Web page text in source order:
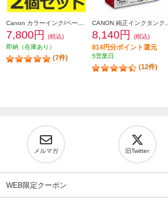
7,800円
(税込)
即納（在庫あり）
(7件)
8,140円 (税込)
814円分ポイント還元
5営業日
(12件)
メルマガ 旧Twitter
WEB限定クーポン